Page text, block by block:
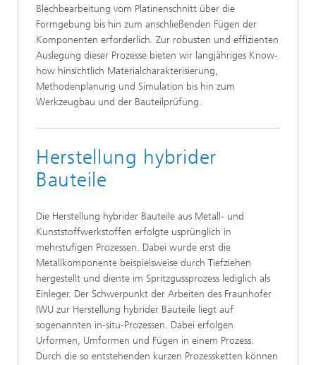
Blechbearbeitung vom Platinenschnitt über die
Formgebung bis hin zum anschließenden Fügen der
Komponenten erforderlich. Zur robusten und effizienten
Auslegung dieser Prozesse bieten wir langjähriges Know-
how hinsichtlich Materialcharakterisierung,
Methodenplanung und Simulation bis hin zum
Werkzeugbau und der Bauteilprüfung.
Herstellung hybrider
Bauteile
Die Herstellung hybrider Bauteile aus Metall- und
Kunststoffwerkstoffen erfolgte usprünglich in
mehrstufigen Prozessen. Dabei wurde erst die
Metallkomponente beispielsweise durch Tiefziehen
hergestellt und diente im Spritzgussprozess lediglich als
Einleger. Der Schwerpunkt der Arbeiten des Fraunhofer
IWU zur Herstellung hybrider Bauteile liegt auf
sogenannten in-situ-Prozessen. Dabei erfolgen
Urformen, Umformen und Fügen in einem Prozess.
Durch die so entstehenden kurzen Prozessketten können